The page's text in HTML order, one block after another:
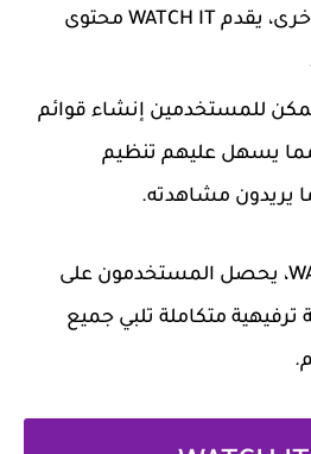
المميزة في منصات أخرى، يقدم WATCH IT محتوى
للمستخدمين إنشاء قوائم
يسهل عليهم تنظيم
يريدون مشاهدته.
بتحميل تطبيق WATCH IT، يحصل المستخدمون على
ترفيهية متكاملة تلبي جميع